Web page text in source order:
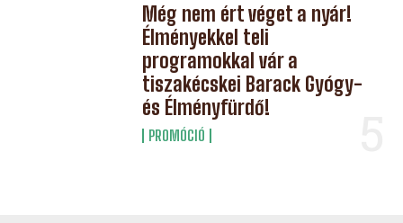
Még nem ért véget a nyár!
Élményekkel teli
programokkal vár a
tiszakécskei Barack Gyógy-
és Élményfürdő!
PROMÓCIÓ